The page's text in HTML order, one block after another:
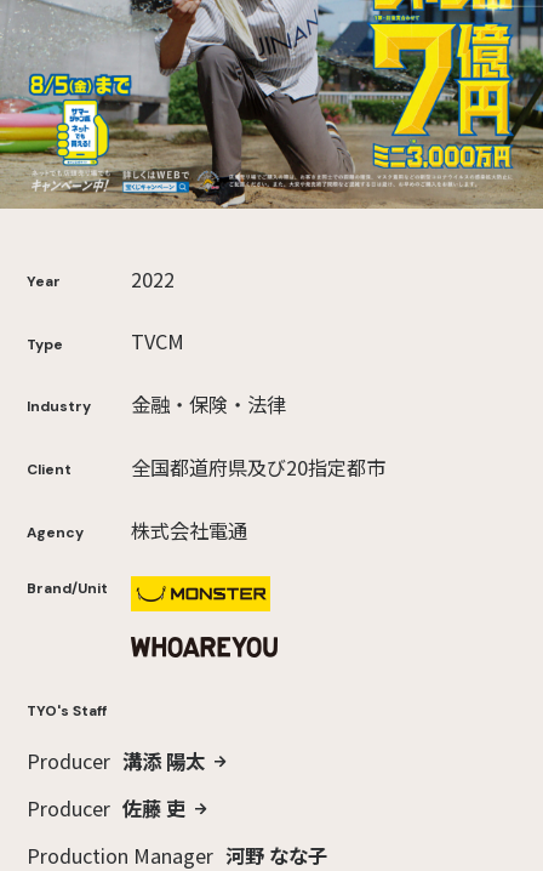
Year 2022
Type TVCM
Industry 金融・保険・法律
Client 全国都道府県及び20指定都市
Agency 株式会社電通
Brand/Unit
TYO's Staff
Producer 溝添 陽太
Producer 佐藤 吏
Production Manager 河野 なな子